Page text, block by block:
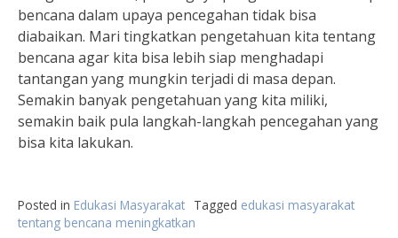
bencana dalam upaya pencegahan tidak bisa
diabaikan. Mari tingkatkan pengetahuan kita tentang
bencana agar kita bisa lebih siap menghadapi
tantangan yang mungkin terjadi di masa depan.
Semakin banyak pengetahuan yang kita miliki,
semakin baik pula langkah-langkah pencegahan yang
bisa kita lakukan.
Posted in Edukasi Masyarakat Tagged edukasi masyarakat
tentang bencana meningkatkan